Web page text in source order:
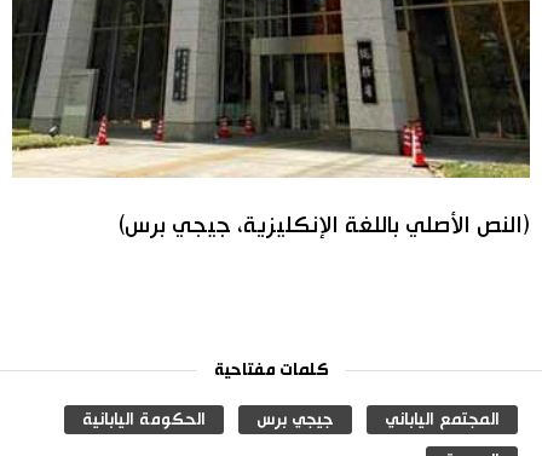
(النص الأصلي باللغة الإنكليزية، جيجي برس)
كلمات مفتاحية
المجتمع الياباني جيجي برس الحكومة اليابانية